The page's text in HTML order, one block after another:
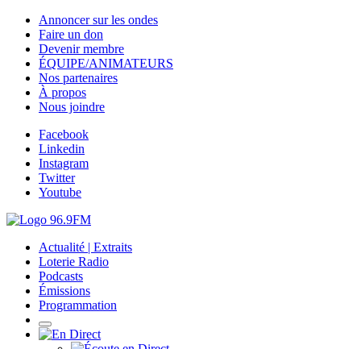
Annoncer sur les ondes
Faire un don
Devenir membre
ÉQUIPE/ANIMATEURS
Nos partenaires
À propos
Nous joindre
Facebook
Linkedin
Instagram
Twitter
Youtube
Actualité | Extraits
Loterie Radio
Podcasts
Émissions
Programmation